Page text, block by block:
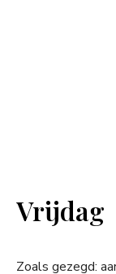
Vrijdag
Zoals gezegd: